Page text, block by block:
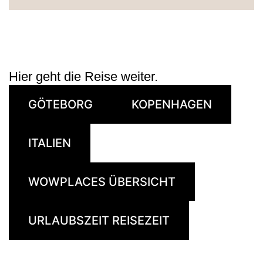
Hier geht die Reise weiter.
GÖTEBORG KOPENHAGEN
ITALIEN
WOWPLACES ÜBERSICHT
URLAUBSZEIT REISEZEIT